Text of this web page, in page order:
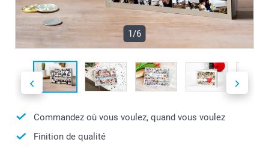
1/6
Commandez où vous voulez, quand vous voulez
Finition de qualité